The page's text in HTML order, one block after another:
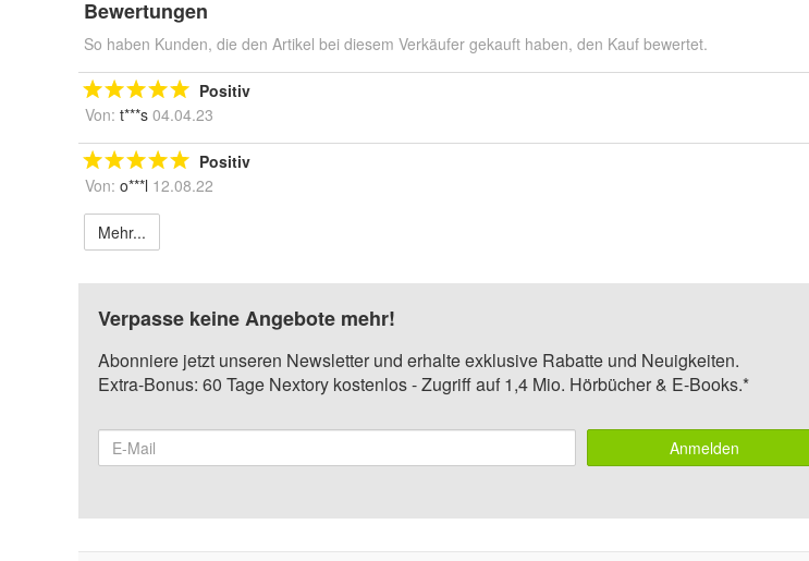
Bewertungen
So haben Kunden, die den Artikel bei diesem Verkäufer gekauft haben, den Kauf bewertet.
Positiv
Von: t***s 04.04.23
Positiv
Von: o***l 12.08.22
Mehr...
Verpasse keine Angebote mehr!
Abonniere jetzt unseren Newsletter und erhalte exklusive Rabatte und Neuigkeiten.
Extra-Bonus: 60 Tage Nextory kostenlos - Zugriff auf 1,4 Mio. Hörbücher & E-Books.*
Anmelden